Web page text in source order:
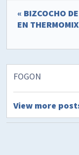
« BIZCOCHO
EN THERMOMIX
FOGON
View more